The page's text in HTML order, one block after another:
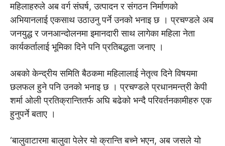
महिलाहरुले अब वर्ग संघर्ष, उत्पादन र संगठन निर्माणको
अभियानलाई एकसाथ उठाउनु पर्ने उनको भनाइ छ । प्रचण्डले अब
जनयुद्ध र जनआन्दोलनमा इमानदारी साथ लागेका महिला नेता
कार्यकर्तालाई भूमिका दिने पनि प्रतिबद्धता जनाए ।
अबको केन्द्रीय समिति बैठकमा महिलालाई नेतृत्व दिने विषयमा
छलफल हुने पनि उनको भनाइ छ । प्रचण्डले प्रधानमन्त्री केपी
शर्मा ओली प्रतिक्रान्तितर्फ अघि बढेको भन्दै परिवर्तनकामीहरु एक
हुनुपर्ने बताए ।
‘बालुवाटारमा बालुवा पेलेर यो क्रान्ति बच्ने भएन, अब जसले यो